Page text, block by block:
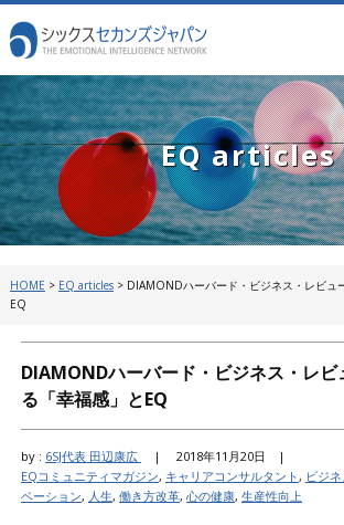
EQ articles
HOME > EQ articles> DIAMONDハーバード・ビジネス・レビュ
EQ
DIAMONDハーバード・ビジネス・レビ
る「幸福感」とEQ
by : 6SJ代表 田辺康広 |
2018年11月20日 |
EQコミュニティマガジン, キャリアコンサルタント, ビジ
ベーション, 人生, 働き方改革, 心の健康, 生産性向上